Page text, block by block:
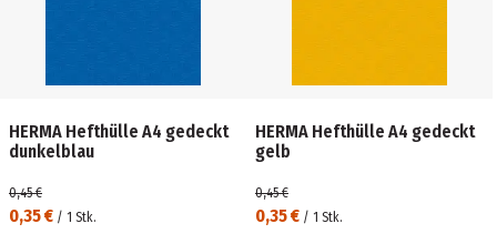
HERMA Hefthülle A4 gedeckt
dunkelblau
0,35 € / 1 Stk.
0,45 €
HERMA Hefthülle A4 gedeckt
gelb
0,35 € / 1 Stk.
0,45 €